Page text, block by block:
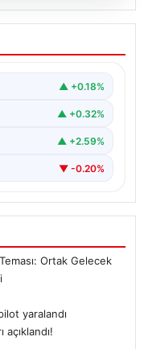
mağlup etti
Eintracht
▲ +0.18%
▲ +0.32%
▲ +2.59%
▼ -0.20%
Ortak Gelecek
yaralandı